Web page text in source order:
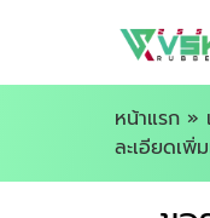
หน้าแรก »
ละเอียดเพิ่